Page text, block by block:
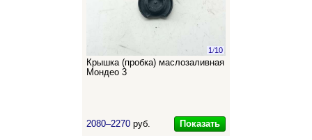
1/10
Крышка (пробка) маслозаливная
Мондео 3
2080–2270 руб. Показать